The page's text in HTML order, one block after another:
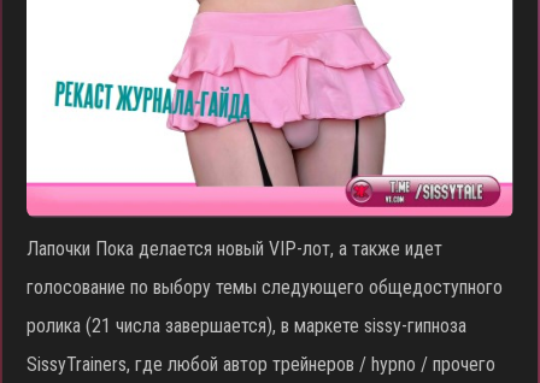
Лапочки Пока делается новый VIP-лот, а также идет
голосование по выбору темы следующего общедоступного
ролика (21 числа завершается), в маркете sissy-гипноза
SissyTrainers, где любой автор трейнеров / hypno / прочего